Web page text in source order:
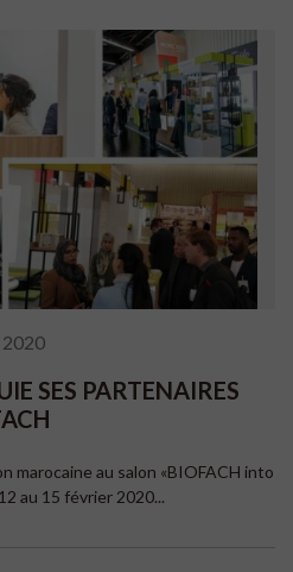
SES PARTENAIRES
marocaine au salon «BIOFACH into
au 15 février 2020...